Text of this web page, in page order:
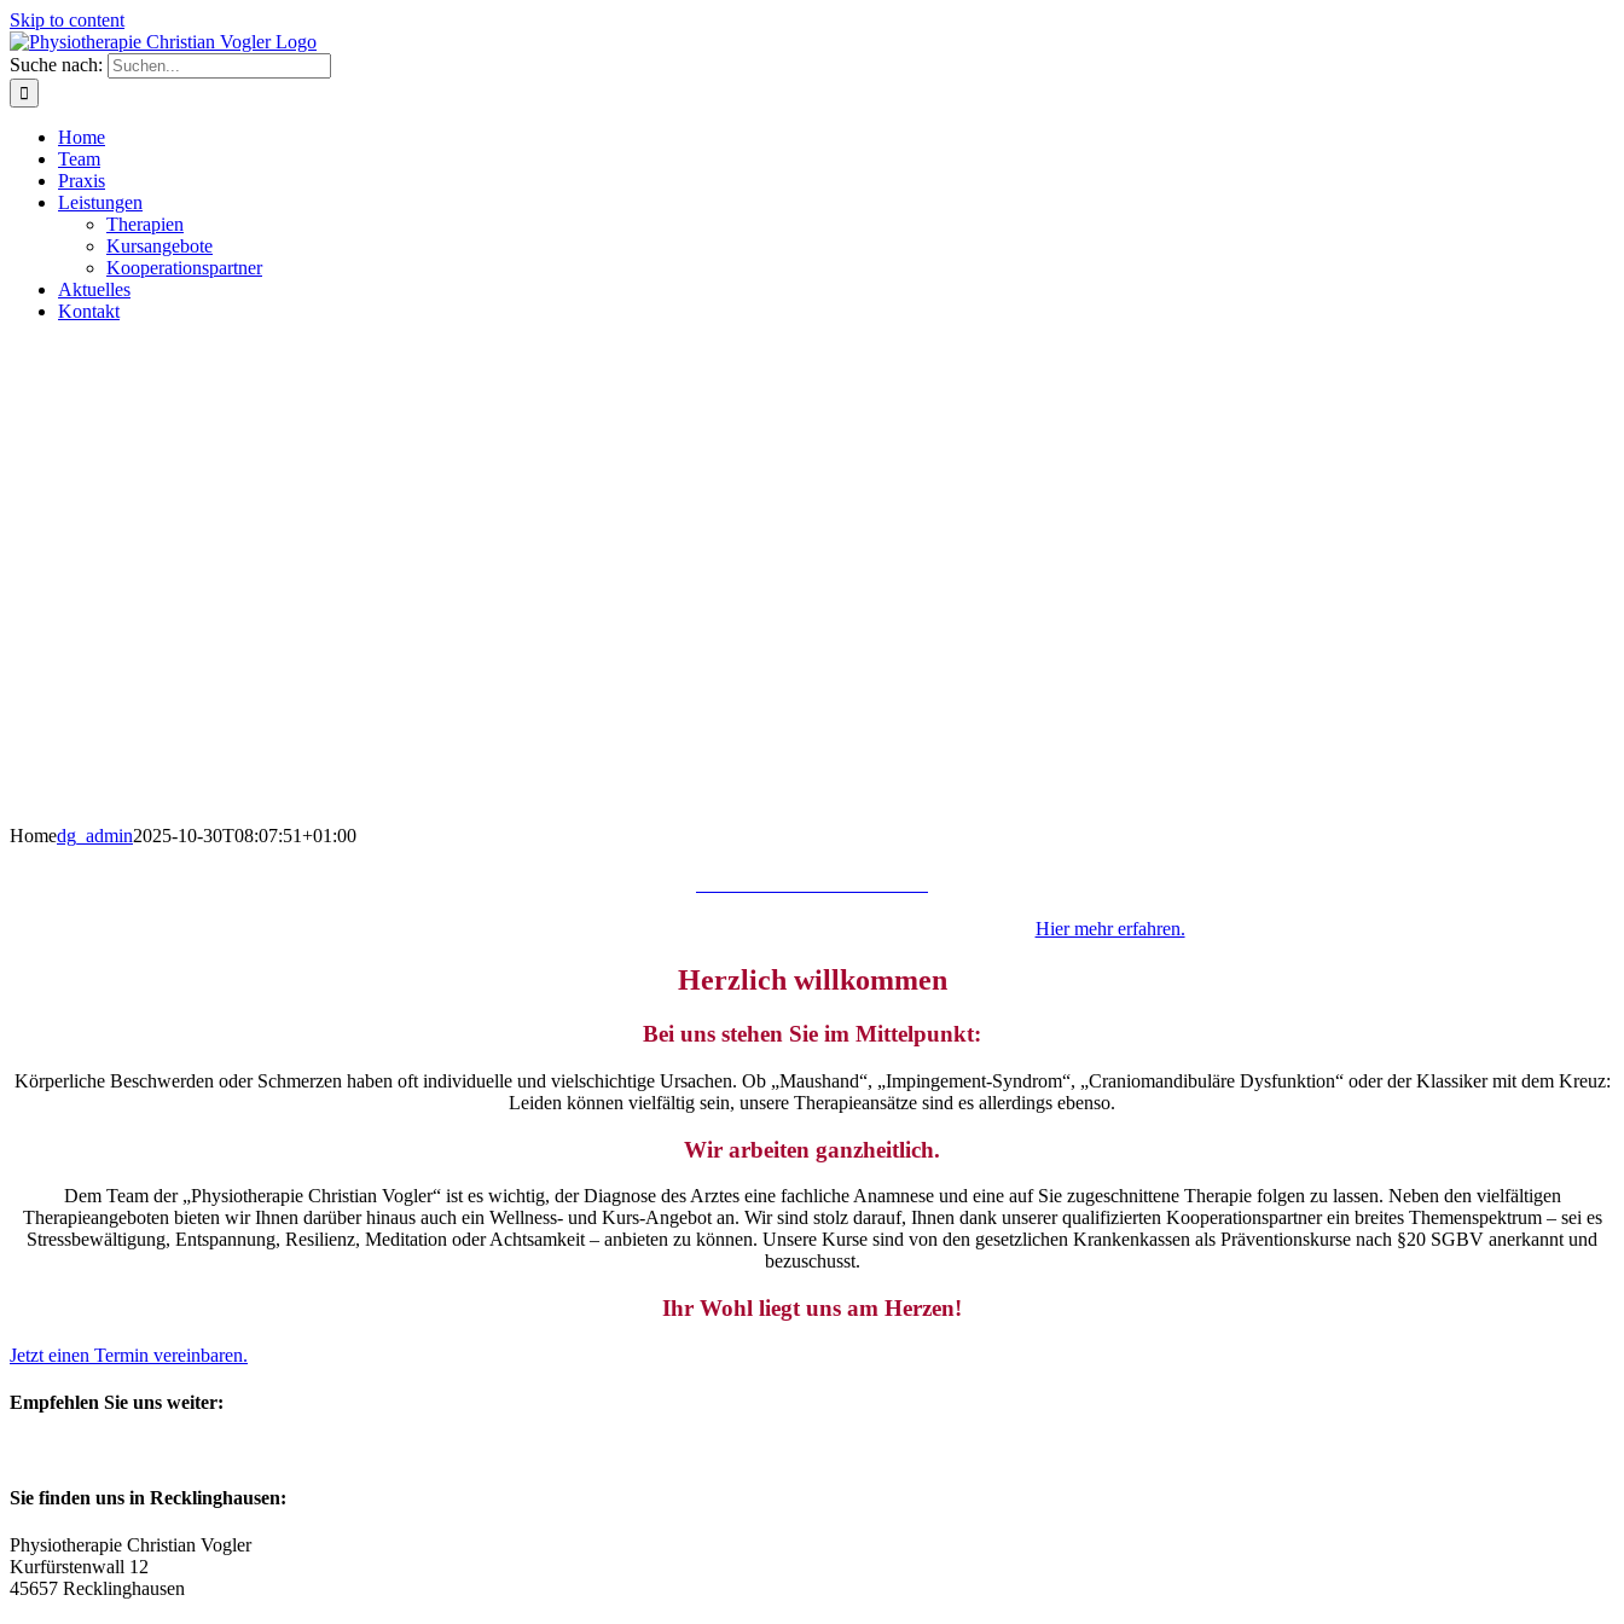
Skip to content
Suche nach:
Home
Team
Praxis
Leistungen
Therapien
Kursangebote
Kooperationspartner
Aktuelles
Kontakt
Homedg_admin2025-10-30T08:07:51+01:00
Hier mehr erfahren.
Herzlich willkommen
Bei uns stehen Sie im Mittelpunkt:
Körperliche Beschwerden oder Schmerzen haben oft individuelle und vielschichtige Ursachen. Ob „Maushand“, „Impingement-Syndrom“, „Craniomandibuläre Dysfunktion“ oder der Klassiker mit dem Kreuz:
Leiden können vielfältig sein, unsere Therapieansätze sind es allerdings ebenso.
Wir arbeiten ganzheitlich.
Dem Team der „Physiotherapie Christian Vogler“ ist es wichtig, der Diagnose des Arztes eine fachliche Anamnese und eine auf Sie zugeschnittene Therapie folgen zu lassen. Neben den vielfältigen
Therapieangeboten bieten wir Ihnen darüber hinaus auch ein Wellness- und Kurs-Angebot an. Wir sind stolz darauf, Ihnen dank unserer qualifizierten Kooperationspartner ein breites Themenspektrum – sei es
Stressbewältigung, Entspannung, Resilienz, Meditation oder Achtsamkeit – anbieten zu können. Unsere Kurse sind von den gesetzlichen Krankenkassen als Präventionskurse nach §20 SGBV anerkannt und
bezuschusst.
Ihr Wohl liegt uns am Herzen!
Jetzt einen Termin vereinbaren.
Empfehlen Sie uns weiter:
Sie finden uns in Recklinghausen:
Physiotherapie Christian Vogler
Kurfürstenwall 12
45657 Recklinghausen